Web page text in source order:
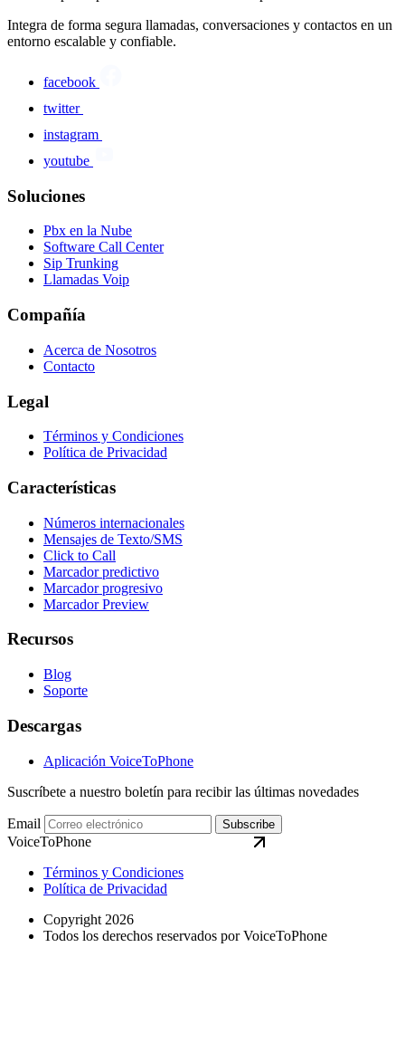
Integra de forma segura llamadas, conversaciones y contactos en un
entorno escalable y confiable.
facebook
twitter
instagram
youtube
Soluciones
Pbx en la Nube
Software Call Center
Sip Trunking
Llamadas Voip
Compañía
Acerca de Nosotros
Contacto
Legal
Términos y Condiciones
Política de Privacidad
Características
Números internacionales
Mensajes de Texto/SMS
Click to Call
Marcador predictivo
Marcador progresivo
Marcador Preview
Recursos
Blog
Soporte
Descargas
Aplicación VoiceToPhone
Suscríbete a nuestro boletín para recibir las últimas novedades
Email Subscribe
VoiceToPhone
Términos y Condiciones
Política de Privacidad
Copyright 2026
Todos los derechos reservados por VoiceToPhone